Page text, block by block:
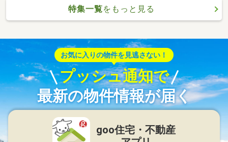
特集一覧をもっと見る
お気に入りの物件を見逃さない！
プッシュ通知で
最新の物件情報が届く
goo住宅・不動産